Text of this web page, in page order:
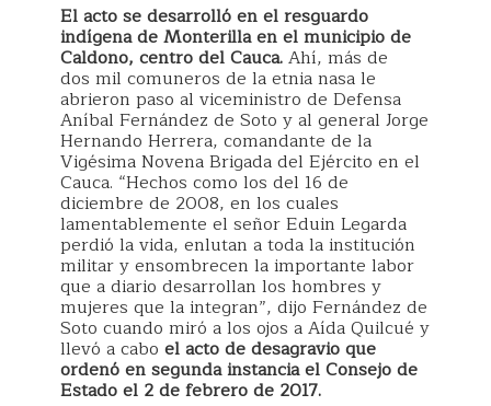
El acto se desarrolló en el resguardo
indígena de Monterilla en el municipio de
Caldono, centro del Cauca.Ahí, más de
dos mil comuneros de la etnia nasa le
abrieron paso al viceministro de Defensa
Aníbal Fernández de Soto y al general Jorge
Hernando Herrera, comandante de la
Vigésima Novena Brigada del Ejército en el
Cauca. “Hechos como los del 16 de
diciembre de 2008, en los cuales
lamentablemente el señor Eduin Legarda
perdió la vida, enlutan a toda la institución
militar y ensombrecen la importante labor
que a diario desarrollan los hombres y
mujeres que la integran”, dijo Fernández de
Soto cuando miró a los ojos a Aída Quilcué y
llevó a cabo el acto de desagravio que
ordenó en segunda instancia el Consejo de
Estado el 2 de febrero de 2017.